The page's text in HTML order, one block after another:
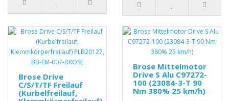
Brose Drive
C/S/T/TF Freilauf
(Kurbelfreilauf,
Brose Mittelmotor
Drive S Alu C97272-
100 (23084-3-T 90
Nm 380% 25 km/h)